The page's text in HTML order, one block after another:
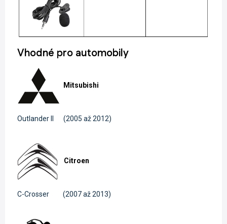
Vhodné pro automobily
Mitsubishi
Outlander II (2005 až 2012)
Citroen
C-Crosser (2007 až 2013)